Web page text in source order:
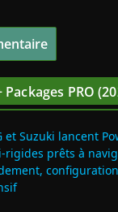
PRO
et Suzuki lancent
prêts à